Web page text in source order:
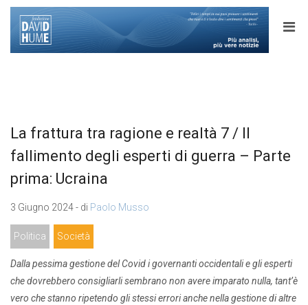
La frattura tra ragione e realtà 7 / Il
fallimento degli esperti di guerra – Parte
prima: Ucraina
3 Giugno 2024 - di Paolo Musso
Politica Società
Dalla pessima gestione del Covid i governanti occidentali e gli esperti
che dovrebbero consigliarli sembrano non avere imparato nulla, tant’è
vero che stanno ripetendo gli stessi errori anche nella gestione di altre